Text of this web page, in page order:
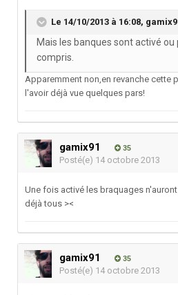
Le 14/10/2013 à 16:08,
Mais les banques sont activé ou
compris.
Apparemment non,en revanche cette
l'avoir déjà vue quelques pars!
gamix91 35
Posté(e) 14 octobre 2013
Une fois activé les braquages
déjà tous ><
gamix91 35
Posté(e) 14 octobre 2013